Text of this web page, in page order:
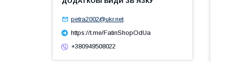
petra2002@ukr.net
https://t.me/FatinShopOdUa
+380949508022